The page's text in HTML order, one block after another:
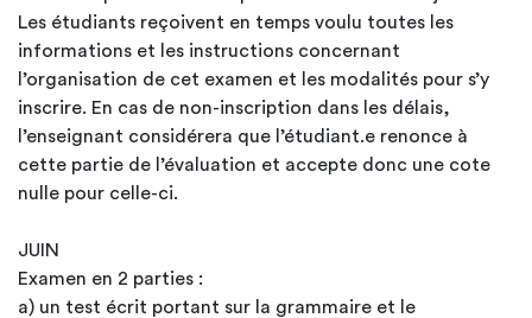
Les étudiants reçoivent en temps voulu toutes les
informations et les instructions concernant
l’organisation de cet examen et les modalités pour s’y
inscrire. En cas de non-inscription dans les délais,
l’enseignant considérera que l’étudiant.e renonce à
cette partie de l’évaluation et accepte donc une cote
nulle pour celle-ci.
JUIN
Examen en 2 parties :
a) un test écrit portant sur la grammaire et le